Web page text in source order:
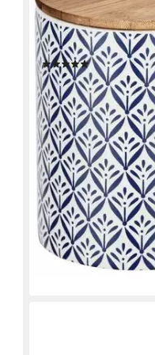
Keramik, (1-tlg),
Lebensmittel mit
Deckel
(1)
ab 14,99 €
lieferbar - in 3-4